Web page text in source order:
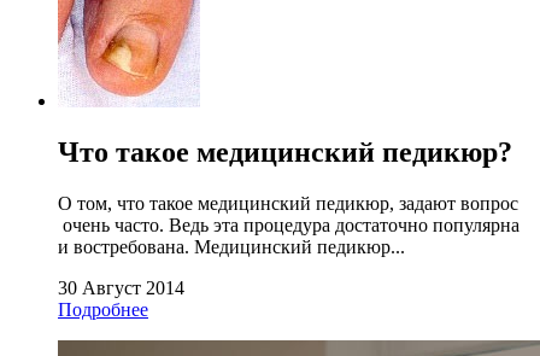
Что такое медицинский педикюр?
О том, что такое медицинский педикюр, задают вопрос
очень часто. Ведь эта процедура достаточно популярна
и востребована. Медицинский педикюр...
30 Август 2014
Подробнее